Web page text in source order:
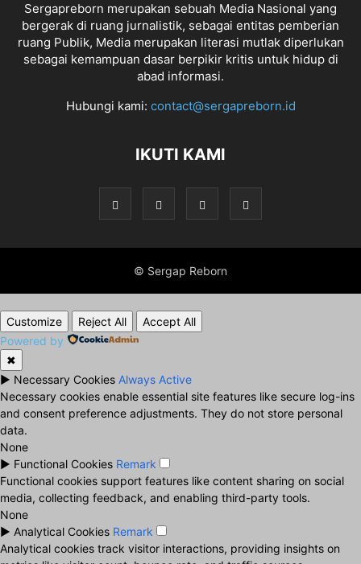
Sergapreborn merupakan sebuah Media Nasional yang
bergerak di ruang jurnalistik, sebagai entitas pemberian
ruang Publik, Media merupakan literasi mutlak diperlukan
sebagai kemampuan dasar berpikir kritis untuk hidup di
abad informasi.
Hubungi kami: contact@sergapreborn.id
IKUTI KAMI
© Sergap Reborn
Customize Reject All
Accept All
Powered by
✖
► Necessary Cookies Always Active
Necessary cookies enable essential site features like secure log-ins
and consent preference adjustments. They do not store personal
data.
None
► Functional Cookies Remark
Functional cookies support features like content sharing on social
media, collecting feedback, and enabling third-party tools.
None
► Analytical Cookies Remark
Analytical cookies track visitor interactions, providing insights on